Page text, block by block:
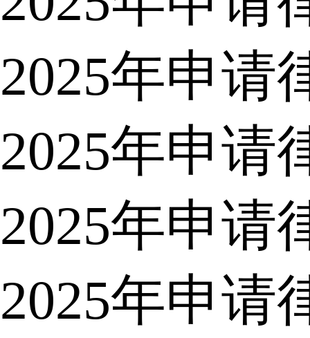
2025年申请
2025年申请
2025年申请
2025年申请